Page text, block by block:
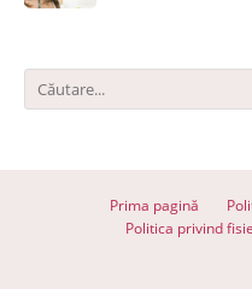
Prima pagină
Politica privind